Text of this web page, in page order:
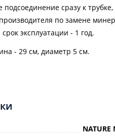
сразу к
по замене
эксплуатации - 1 год.
- 29 см, диаметр 5 см.